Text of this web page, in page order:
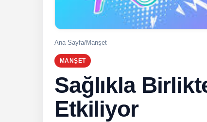
Ana Sayfa/Manşet
MANŞET
Sağlıkla
Etkiliyor